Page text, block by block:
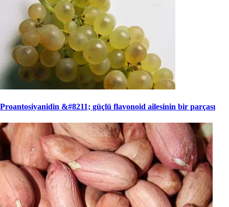
Proantosiyanidin &#8211; güçlü flavonoid ailesinin bir parçası